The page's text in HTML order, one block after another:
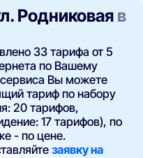
Родниковаяв
33 тарифа от 5
по Вашему
Вы можете
тариф по набору
20 тарифов,
17 тарифов), по
- по цене.
заявку на